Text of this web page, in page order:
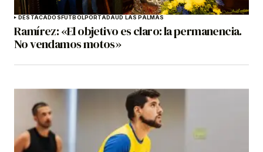
DESTACADOSFÚTBOLPORTADAUD LAS PALMAS
Ramírez: «El objetivo es claro: la permanencia.
No vendamos motos»